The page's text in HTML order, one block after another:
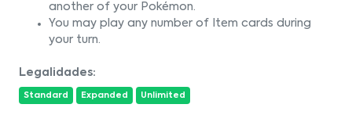
another of your Pokémon.
You may play any number of Item cards during
your turn.
Legalidades:
Standard Expanded Unlimited